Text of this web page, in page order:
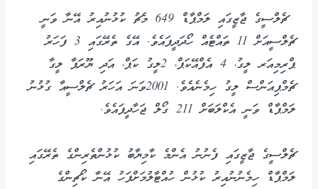
ޗެލްސީގެ ޖާޒީގައި ލަމްޕާޑް 649 މެޗު ކުޅުނުއިރު އޭނާ ވަނީ
ޗެލްސީއަށް 11 ތައްޓެއް ހޯދަދީފައެވެ. އޭގެ ތެރޭގައި 3 ފަހަރު
ޕްރިމިއަރ ލީގު، 4 އެފްއޭކަޕް، 2ލީގު ކަޕް، އަދި ޔޫރަޕާ ލީގާ
ޗެމްޕިއަންސް ލީގު ހިމެނެއެވެ. 2001ވަނަ އަހަރު ޗެލްސީއާ ގުޅުނު
ލަމްޕާޑް ވަނީ އެކްލަބަށް 211 ގޯލް ޖަހާދީފައެވެ.
ޗެލްސީގެ ޖާޒީގައި ފެނުނު އެންމެ ކާމިޔާބު ކުޅުންތެރިންގެ ތެރޭގައި
ލަމްޕާޑް ހިމެނުނުއިރު ކުޅުން ހުއްޓާލުމަށްފަހު އޭނާ ކޯޗިންގެ